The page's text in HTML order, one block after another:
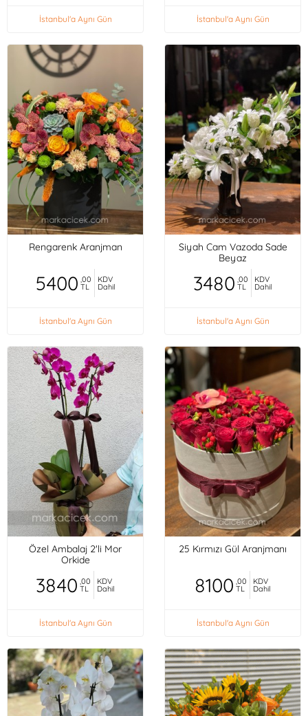
İstanbul'a Aynı Gün İstanbul'a Aynı Gün
Rengarenk Aranjman
5400 ,00
TL
KDV
Dahil
İstanbul'a Aynı Gün
Siyah Cam Vazoda Sade
Beyaz
3480 ,00
TL
KDV
Dahil
İstanbul'a Aynı Gün
Özel Ambalaj 2'li Mor
Orkide
3840 ,00
TL
KDV
Dahil
İstanbul'a Aynı Gün
25 Kırmızı Gül Aranjmanı
8100 ,00
TL
KDV
Dahil
İstanbul'a Aynı Gün